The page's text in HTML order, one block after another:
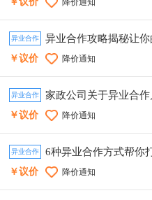
降价通知
异业合作 异业合作攻略揭秘让
￥议价 降价通知
异业合作 家政公司关于异业合
￥议价 降价通知
异业合作 6种异业合作方式帮你
￥议价 降价通知